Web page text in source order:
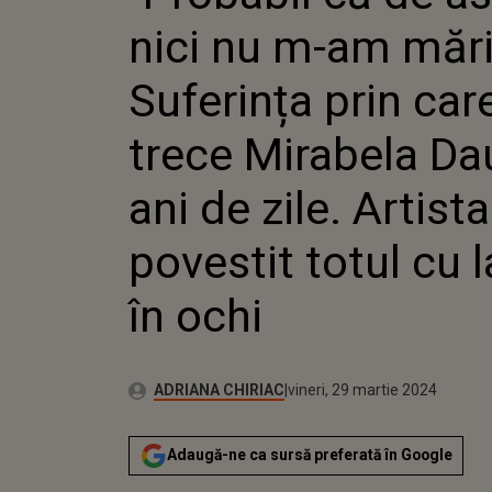
PRIN
ANI DE
LACRIMI
nici nu m-am
Suferința prin
trece Mirabela
ani de zile.
povestit totul cu
în ochi
Autor:ADRIANA CHIRIAC Publicat:
vineri, 29 martie 2024
Adaugă-ne ca sursă preferată în Google